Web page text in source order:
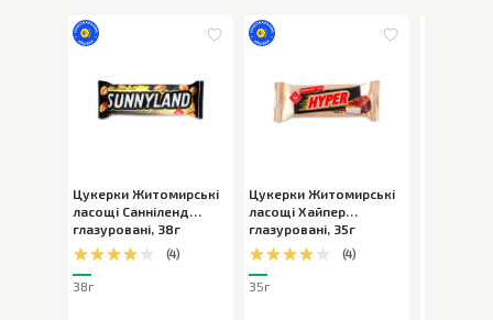
Цукерки Житомирські
ласощі Санніленд
глазуровані, 38г
(4)
38г
Цукерки Житомирські
ласощі Хайпер
глазуровані, 35г
(4)
35г